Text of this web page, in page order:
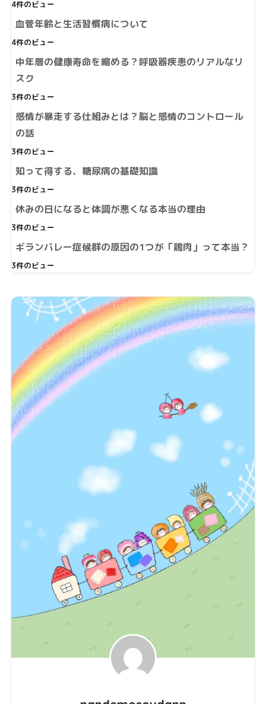
4件のビュー
血管年齢と生活習慣病について
4件のビュー
中年層の健康寿命を縮める？呼吸器疾患のリアルなリ
スク
3件のビュー
感情が暴走する仕組みとは？脳と感情のコントロール
の話
3件のビュー
知って得する、糖尿病の基礎知識
3件のビュー
休みの日になると体調が悪くなる本当の理由
3件のビュー
ギランバレー症候群の原因の1つが「鶏肉」って本当？
3件のビュー